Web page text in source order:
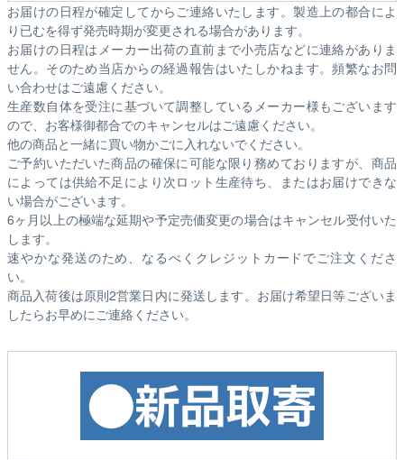
お届けの日程が確定してからご連絡いたします。製造上の都合によ
り已むを得ず発売時期が変更される場合があります。
お届けの日程はメーカー出荷の直前まで小売店などに連絡がありま
せん。そのため当店からの経過報告はいたしかねます。頻繁なお問
い合わせはご遠慮ください。
生産数自体を受注に基づいて調整しているメーカー様もございます
ので、お客様御都合でのキャンセルはご遠慮ください。
他の商品と一緒に買い物かごに入れないでください。
ご予約いただいた商品の確保に可能な限り務めておりますが、商品
によっては供給不足により次ロット生産待ち、またはお届けできな
い場合がございます。
6ヶ月以上の極端な延期や予定売価変更の場合はキャンセル受付いた
します。
速やかな発送のため、なるべくクレジットカードでご注文くださ
い。
商品入荷後は原則2営業日内に発送します。お届け希望日等ございま
したらお早めにご連絡ください。